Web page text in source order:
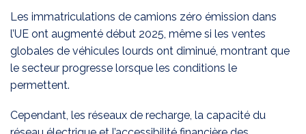
Les immatriculations de camions zéro émission dans
l’UE ont augmenté début 2025, même si les ventes
globales de véhicules lourds ont diminué, montrant que
le secteur progresse lorsque les conditions le
permettent.
Cependant, les réseaux de recharge, la capacité du